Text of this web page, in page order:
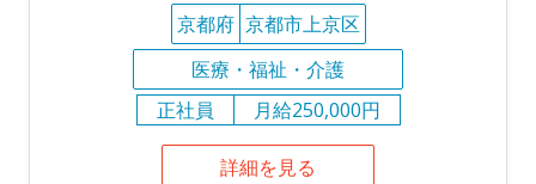
京都府 京都市上京区
医療・福祉・介護
正社員
月給250,000円
詳細を見る